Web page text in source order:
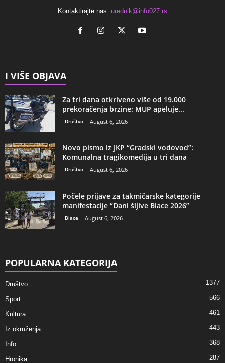
Kontaktirajte nas: urednik@info027.rs
I VIŠE OBJAVA
Za tri dana otkriveno više od 19.000
prekoračenja brzine: MUP apeluje...
Društvo August 6, 2026
Novo pismo iz JKP “Gradski vodovod”:
Komunalna tragikomedija u tri dana
Društvo August 6, 2026
Počele prijave za takmičarske kategorije
manifestacije “Dani šljive Blace 2026”
Blace August 6, 2026
POPULARNA KATEGORIJA
Društvo 1377
Sport 566
Kultura 461
Iz okruženja 443
Info 368
Hronika 287